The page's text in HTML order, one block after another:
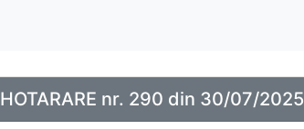
HOTARARE nr. 290 din 30/07/2025